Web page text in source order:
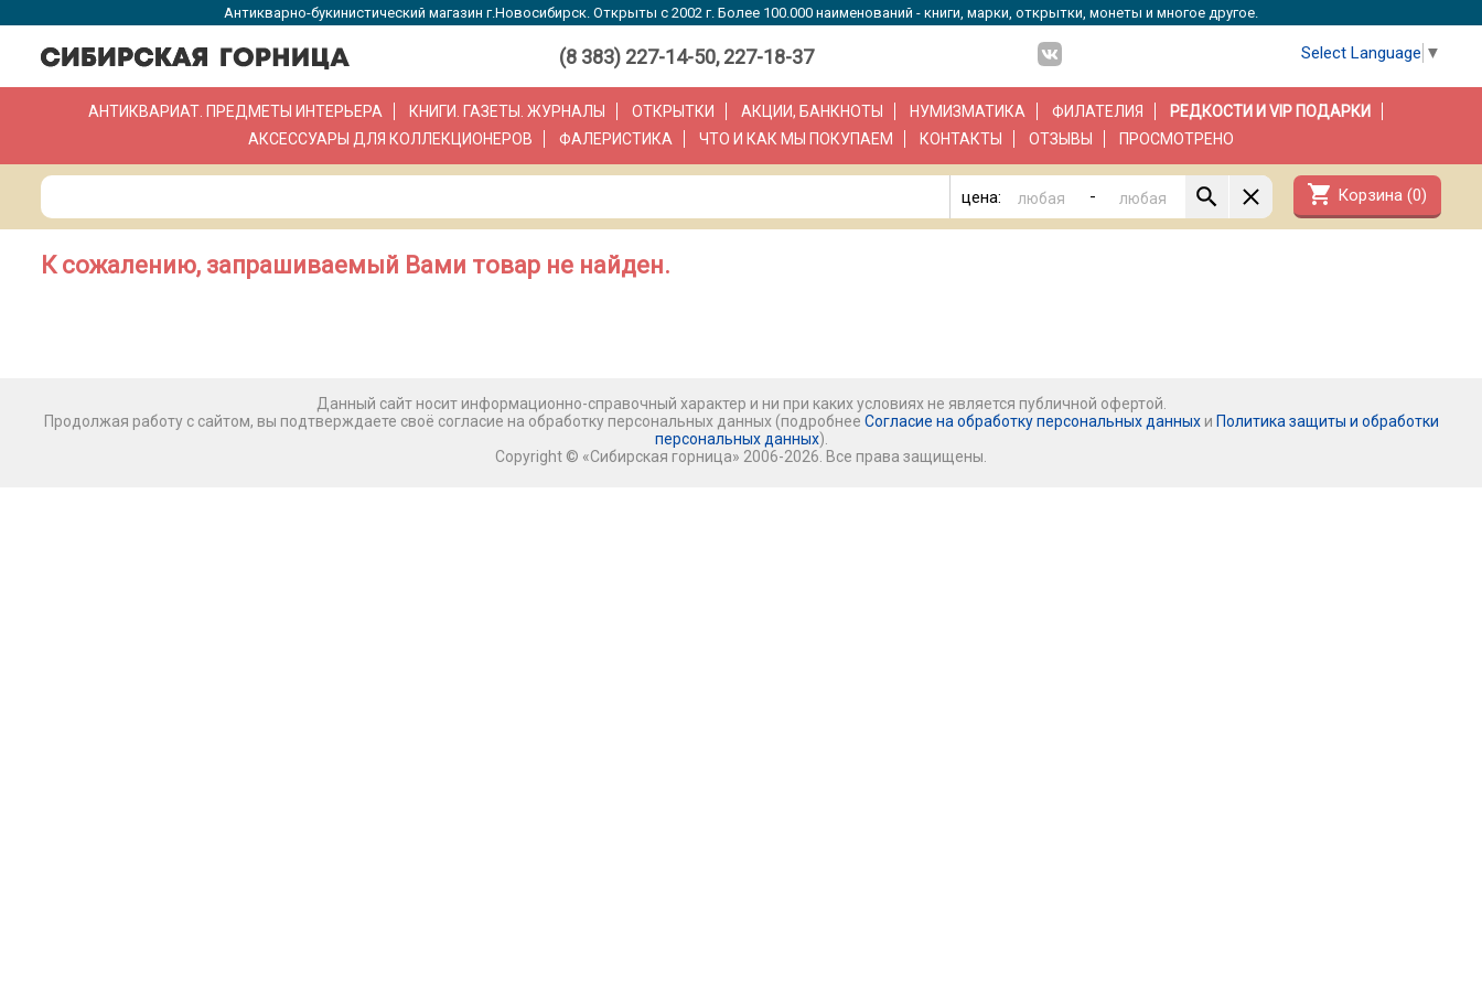
Антикварно-букинистический магазин г.Новосибирск. Открыты с 2002 г. Более 100.000 наименований - книги, марки, открытки, монеты и многое другое.
(8 383) 227-14-50, 227-18-37 Select Language ▼
АНТИКВАРИАТ. ПРЕДМЕТЫ ИНТЕРЬЕРА КНИГИ. ГАЗЕТЫ. ЖУРНАЛЫ ОТКРЫТКИ АКЦИИ, БАНКНОТЫ НУМИЗМАТИКА ФИЛАТЕЛИЯ
РЕДКОСТИ И VIP ПОДАРКИ
АКСЕССУАРЫ ДЛЯ КОЛЛЕКЦИОНЕРОВ
ФАЛЕРИСТИКА ЧТО И КАК МЫ ПОКУПАЕМ КОНТАКТЫ ОТЗЫВЫ ПРОСМОТРЕНО
цена: - shopping_cart Корзина (0)
К сожалению, запрашиваемый Вами товар не найден.
Данный сайт носит информационно-справочный характер и ни при каких условиях не является публичной офертой.
Продолжая работу с сайтом, вы подтверждаете своё согласие на обработку персональных данных (подробнее Согласие на обработку персональных данныхи Политика защиты и обработки
персональных данных).
Copyright © «Сибирская горница» 2006-2026. Все права защищены.